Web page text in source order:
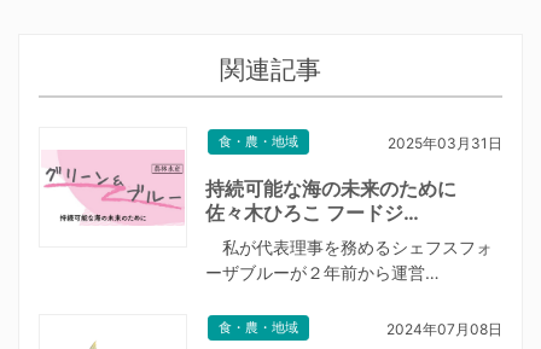
関連記事
食・農・地域 2025年03月31日
持続可能な海の未来のために
佐々木ひろこ フードジ…
私が代表理事を務めるシェフスフォ
ーザブルーが２年前から運営…
食・農・地域 2024年07月08日